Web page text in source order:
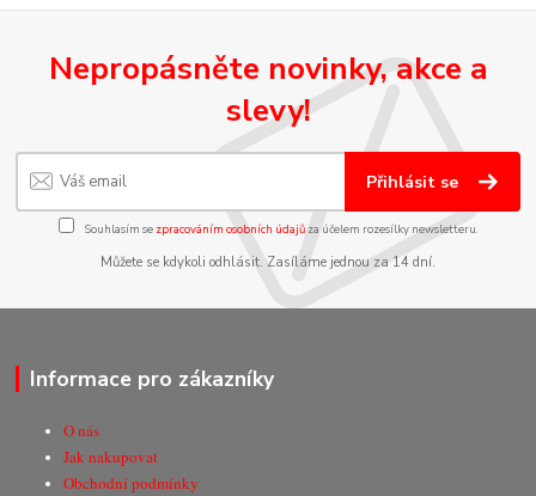
Nepropásněte novinky, akce a
slevy!
Přihlásit se
Souhlasím se zpracováním osobních údajůza účelem rozesílky newsletteru.
Můžete se kdykoli odhlásit. Zasíláme jednou za 14 dní.
Informace pro zákazníky
O nás
Jak nakupovat
Obchodní podmínky